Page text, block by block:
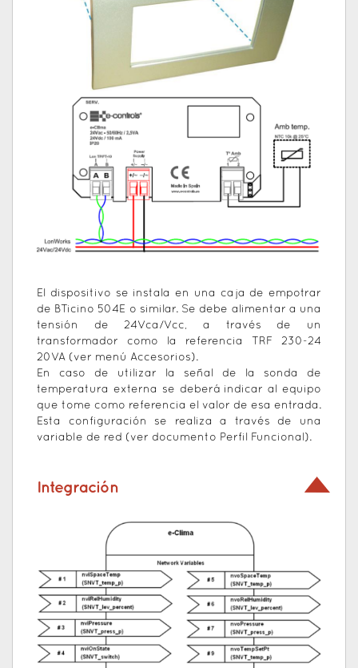
El dispositivo se instala en una caja de empotrar
de BTicino 504E o similar. Se debe alimentar a una
tensión de 24Vca/Vcc, a través de un
transformador como la referencia TRF 230-24
20VA (ver menú Accesorios).
En caso de utilizar la señal de la sonda de
temperatura externa se deberá indicar al equipo
que tome como referencia el valor de esa entrada.
Esta configuración se realiza a través de una
variable de red (ver documento Perfil Funcional).
Integración